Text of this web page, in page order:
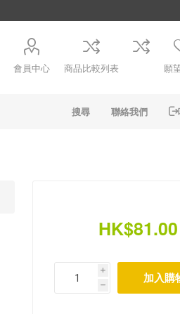
會員中心 商品比較列表 願
搜尋 聯絡我們
HK$81.00
i
h